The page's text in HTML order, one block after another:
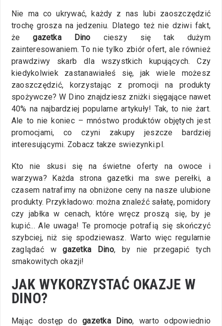
Nie ma co ukrywać, każdy z nas lubi zaoszczędzić
trochę grosza na jedzeniu. Dlatego też nie dziwi fakt,
żegazetka Dino cieszy się tak dużym
zainteresowaniem. To nie tylko zbiór ofert, ale również
prawdziwy skarb dla wszystkich kupujących. Czy
kiedykolwiek zastanawiałeś się, jak wiele możesz
zaoszczędzić, korzystając z promocji na produkty
spożywcze? W Dino znajdziesz zniżki sięgające nawet
40% na najbardziej popularne artykuły! Tak, to nie żart.
Ale to nie koniec – mnóstwo produktów objętych jest
promocjami, co czyni zakupy jeszcze bardziej
interesującymi. Zobacz takze swiezynki.pl.
Kto nie skusi się na świetne oferty na owoce i
warzywa? Każda strona gazetki ma swe perełki, a
czasem natrafimy na obniżone ceny na nasze ulubione
produkty. Przykładowo: można znaleźć sałatę, pomidory
czy jabłka w cenach, które wręcz proszą się, by je
kupić... Ale uwaga! Te promocje potrafią się skończyć
szybciej, niż się spodziewasz. Warto więc regularnie
zaglądać wgazetka Dino, by nie przegapić tych
smakowitych okazji!
JAK WYKORZYSTAĆ OKAZJE W
DINO?
Mając dostęp dogazetka Dino, warto odpowiednio